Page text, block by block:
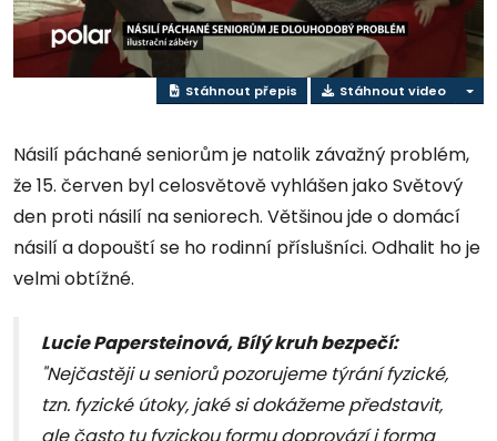
video
Stáhnout přepis Stáhnout video
Násilí páchané seniorům je natolik závažný problém,
že 15. červen byl celosvětově vyhlášen jako Světový
den proti násilí na seniorech. Většinou jde o domácí
násilí a dopouští se ho rodinní příslušníci. Odhalit ho je
velmi obtížné.
Lucie Papersteinová, Bílý kruh bezpečí:
"Nejčastěji u seniorů pozorujeme týrání fyzické,
tzn. fyzické útoky, jaké si dokážeme představit,